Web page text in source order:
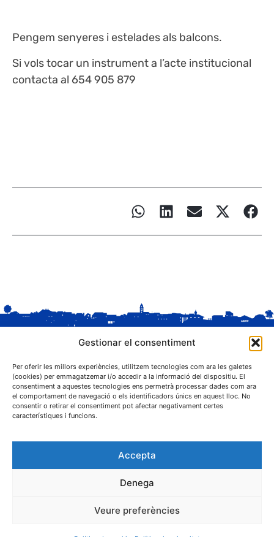
Gestionar el consentiment
Per oferir les millors experiències, utilitzem tecnologies com ara les galetes
(cookies) per emmagatzemar i/o accedir a la informació del dispositiu. El
consentiment a aquestes tecnologies ens permetrà processar dades com ara
el comportament de navegació o els identificadors únics en aquest lloc. No
consentir o retirar el consentiment pot afectar negativament certes
característiques i funcions.
Accepta
Denega
Veure preferències
Pengem senyeres i estelades als balcons.
Si vols tocar un instrument a l’acte institucional
contacta al 654 905 879
C. Sant Josep, 1
25243 El Palau d'Anglesola (Pla d'Urgell)
Privacitat Cookies
Protecció de dades